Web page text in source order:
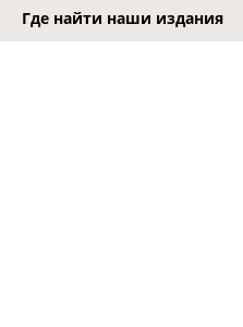
Где найти наши издания